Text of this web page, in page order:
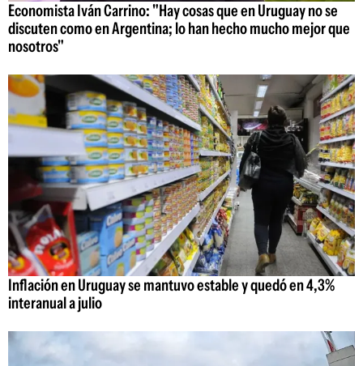
Economista Iván Carrino: "Hay cosas que en Uruguay no se
discuten como en Argentina; lo han hecho mucho mejor que
nosotros"
Inflación en Uruguay se mantuvo estable y quedó en 4,3%
interanual a julio